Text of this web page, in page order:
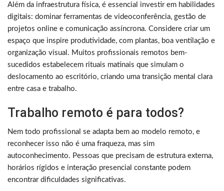
Além da infraestrutura física, é essencial investir em habilidades
digitais: dominar ferramentas de videoconferência, gestão de
projetos online e comunicação assíncrona. Considere criar um
espaço que inspire produtividade, com plantas, boa ventilação e
organização visual. Muitos profissionais remotos bem-
sucedidos estabelecem rituais matinais que simulam o
deslocamento ao escritório, criando uma transição mental clara
entre casa e trabalho.
Trabalho remoto é para todos?
Nem todo profissional se adapta bem ao modelo remoto, e
reconhecer isso não é uma fraqueza, mas sim
autoconhecimento. Pessoas que precisam de estrutura externa,
horários rígidos e interação presencial constante podem
encontrar dificuldades significativas.